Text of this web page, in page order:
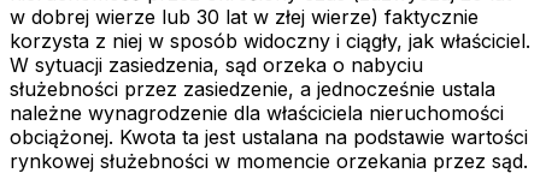
w dobrej wierze lub 30 lat w złej wierze) faktycznie
korzysta z niej w sposób widoczny i ciągły, jak właściciel.
W sytuacji zasiedzenia, sąd orzeka o nabyciu
służebności przez zasiedzenie, a jednocześnie ustala
należne wynagrodzenie dla właściciela nieruchomości
obciążonej. Kwota ta jest ustalana na podstawie wartości
rynkowej służebności w momencie orzekania przez sąd.